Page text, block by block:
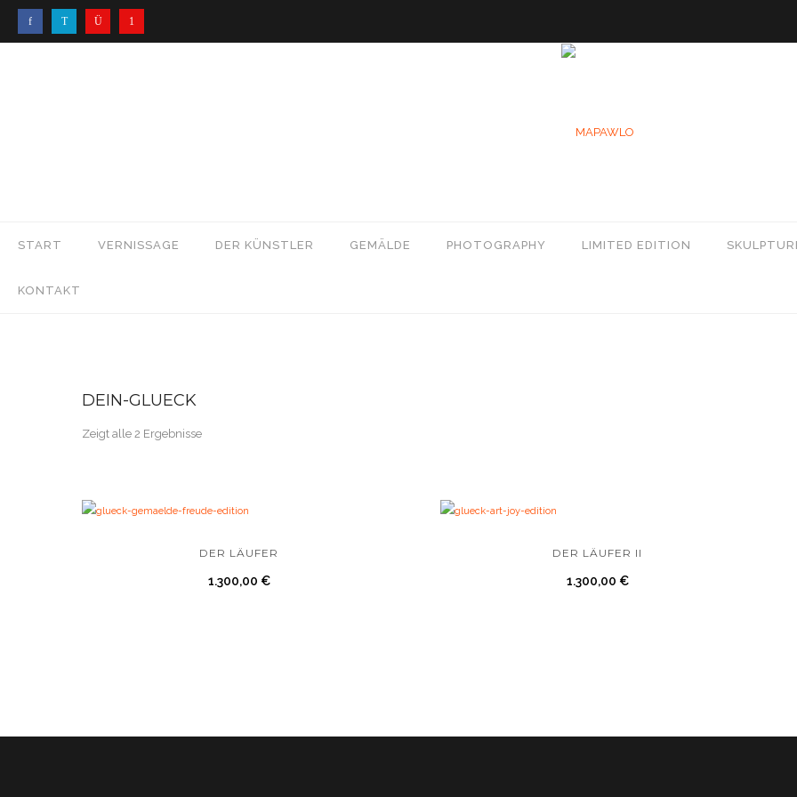
START VERNISSAGE DER KÜNSTLER GEMÄLDE PHOTOGRAPHY LIMITED EDITION
KONTAKT
DEIN-GLUECK
Zeigt alle 2 Ergebnisse
DER LÄUFER
1.300,00 €
DER LÄUFER II
1.300,00 €